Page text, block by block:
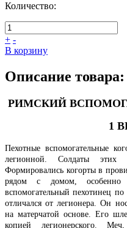
Количество:
+ -
В корзину
Описание товара:
РИМСКИЙ
1
Пехотные вспомогательные
легионной. Солдаты этих
Формировались когорты в
рядом с домом,
вспомогательный пехотинец
отличался от легионера. Он
на матерчатой основе. Его
копией легионерского.